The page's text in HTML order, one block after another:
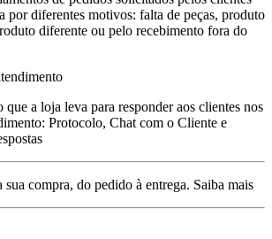
por diferentes motivos: falta de peças, produto
diferente ou pelo recebimento fora do
que a loja leva para responder aos clientes nos
Protocolo, Chat com o Cliente e
sua compra, do pedido à entrega. Saiba mais